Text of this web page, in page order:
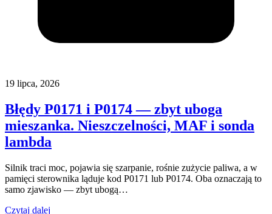
19 lipca, 2026
Błędy P0171 i P0174 — zbyt uboga
mieszanka. Nieszczelności, MAF i sonda
lambda
Silnik traci moc, pojawia się szarpanie, rośnie zużycie paliwa, a w
pamięci sterownika ląduje kod P0171 lub P0174. Oba oznaczają to
samo zjawisko — zbyt ubogą…
Czytaj dalej